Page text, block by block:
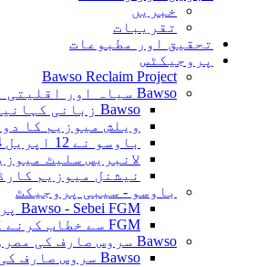
خبریں
تقریبات
تحقیق اور مطبوعات
پروجیکٹس
Bawso Reclaim Project
Bawso سیاہ اور اقلیتی نسلی (BME) زبانی کہانیاں
Bawso زبانی کہانیاں لانچ ایونٹ
ویلش میوزیم کا
باوسو نے 12 اپریل 2024 کو نارتھ ویلز میں للنبیرس میوزیم کا دورہ کیا۔
لانبریس سلیٹ
نیشنل میوزیم
باوسو - سیبی پروجیکٹ
Bawso - Sebei FGM پروجیکٹ اپ ڈیٹ!
FGM سے خطاب کرنے کے لیے افریقہ میں کمیونٹیز کو جوڑنا
Bawso سروس صارف کی مصروفیت - جولائی 2025
Bawso سروس صارف کی مصروفیت - اگست 2025